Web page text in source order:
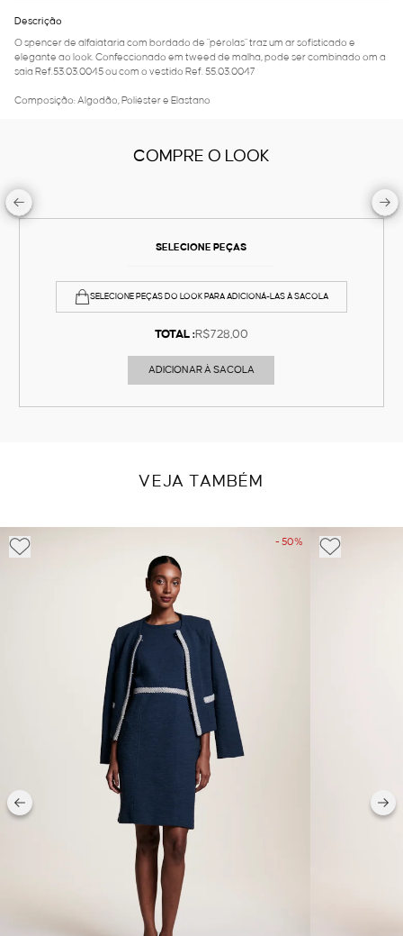
Descrição
O spencer de alfaiataria com bordado de "pérolas" traz um ar sofisticado e
elegante ao look. Confeccionado em tweed de malha, pode ser combinado om a
saia Ref.53.03.0045 ou com o vestido Ref. 55.03.0047
Composição: Algodão, Poliéster e Elastano
COMPRE O LOOK
SELECIONE PEÇAS
SELECIONE PEÇAS DO LOOK PARA ADICIONÁ-LAS À SACOLA
TOTAL :R$728,00
ADICIONAR À SACOLA
VEJA TAMBÉM
- 50%